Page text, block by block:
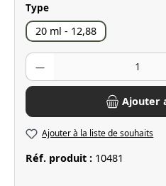
Sélectionnez
Type
20 ml - 12,88
Quantité de produit : Entrez la
Ajouter
Ajouter à la liste de souhaits
Réf. produit : 10481